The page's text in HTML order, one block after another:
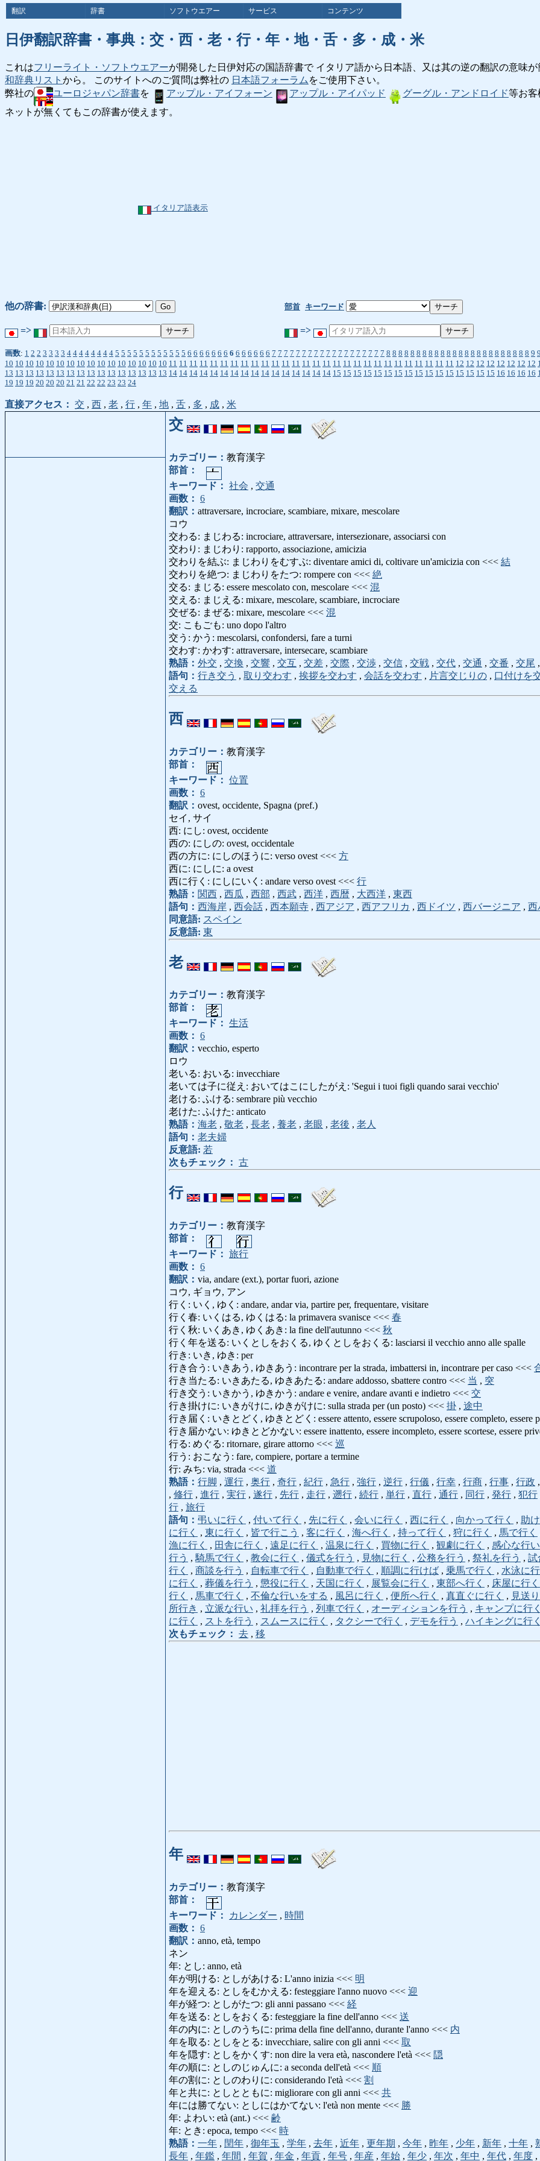
翻訳 辞書 ソフトウエアー サービス コンテンツ
日伊翻訳辞書・事典：交・西・老・行・年・地・舌・多・成・米
これはフリーライト・ソフトウエアーが開発した日伊対応の国語辞書で イタリア語から日本語、又は其の逆の翻訳の意味
和辞典リスト から。 このサイトへのご質問は弊社の 日本語フォーラム をご使用下さい。
弊社の
ユーロジャパン辞書を アップル・アイフォーン アップル・アイパッド グーグル・アンドロイド等お客
ネットが無くてもこの辞書が使えます。
イタリア語表示
他の辞書: 部首 キーワード
=> =>
画数: 1 2 2 3 3 3 3 4 4 4 4 4 4 4 4 5 5 5 5 5 5 5 5 5 5 5 5 6 6 6 6 6 6 6 6 6 6 6 6 6 6 7 7 7 7 7 7 7 7 7 7 7 7 7 7 7 7 7 7 7 8 8 8 8 8 8 8 8 8 8 8 8 8 8 8 8 8 8 8 8 8 8 8 8 9 9
10 10 10 10 10 10 10 10 10 10 10 10 10 10 10 10 11 11 11 11 11 11 11 11 11 11 11 11 11 11 11 11 11 11 11 11 11 11 11 11 11 11 11 11 12 12 12 12 12 12 12 12
13 13 13 13 13 13 13 13 13 13 13 13 13 13 13 13 14 14 14 14 14 14 14 14 14 14 14 14 14 14 14 14 15 15 15 15 15 15 15 15 15 15 15 15 15 15 15 15 16 16 16 16
19 19 19 20 20 20 21 21 22 22 23 23 24
直接アクセス： 交 , 西 , 老 , 行 , 年 , 地 , 舌 , 多 , 成 , 米
交
カテゴリー： 教育漢字
部首：
キーワード： 社会 , 交通
画数： 6
翻訳： attraversare, incrociare, scambiare, mixare, mescolare
コウ
交わる: まじわる: incrociare, attraversare, intersezionare, associarsi con
交わり: まじわり: rapporto, associazione, amicizia
交わりを結ぶ: まじわりをむすぶ: diventare amici di, coltivare un'amicizia con <<< 結
交わりを絶つ: まじわりをたつ: rompere con <<< 絶
交る: まじる: essere mescolato con, mescolare <<< 混
交える: まじえる: mixare, mescolare, scambiare, incrociare
交ぜる: まぜる: mixare, mescolare <<< 混
交: こもごも: uno dopo l'altro
交う: かう: mescolarsi, confondersi, fare a turni
交わす: かわす: attraversare, intersecare, scambiare
熟語： 外交 , 交換 , 交響 , 交互 , 交差 , 交際 , 交渉 , 交信 , 交戦 , 交代 , 交通 , 交番 , 交尾 ,
語句： 行き交う , 取り交わす , 挨拶を交わす , 会話を交わす , 片言交じりの , 口付けを
交える
西
カテゴリー： 教育漢字
部首：
キーワード： 位置
画数： 6
翻訳： ovest, occidente, Spagna (pref.)
セイ, サイ
西: にし: ovest, occidente
西の: にしの: ovest, occidentale
西の方に: にしのほうに: verso ovest <<< 方
西に: にしに: a ovest
西に行く: にしにいく: andare verso ovest <<< 行
熟語： 関西 , 西瓜 , 西部 , 西武 , 西洋 , 西暦 , 大西洋 , 東西
語句： 西海岸 , 西会話 , 西本願寺 , 西アジア , 西アフリカ , 西ドイツ , 西バージニア , 西
同意語: スペイン
反意語: 東
老
カテゴリー： 教育漢字
部首：
キーワード： 生活
画数： 6
翻訳： vecchio, esperto
ロウ
老いる: おいる: invecchiare
老いては子に従え: おいてはこにしたがえ: 'Segui i tuoi figli quando sarai vecchio'
老ける: ふける: sembrare più vecchio
老けた: ふけた: anticato
熟語： 海老 , 敬老 , 長老 , 養老 , 老眼 , 老後 , 老人
語句： 老夫婦
反意語: 若
次もチェック： 古
行
カテゴリー： 教育漢字
部首：
キーワード： 旅行
画数： 6
翻訳： via, andare (ext.), portar fuori, azione
コウ, ギョウ, アン
行く: いく, ゆく: andare, andar via, partire per, frequentare, visitare
行く春: いくはる, ゆくはる: la primavera svanisce <<< 春
行く秋: いくあき, ゆくあき: la fine dell'autunno <<< 秋
行く年を送る: いくとしをおくる, ゆくとしをおくる: lasciarsi il vecchio anno alle spalle
行き: いき, ゆき: per
行き合う: いきあう, ゆきあう: incontrare per la strada, imbattersi in, incontrare per caso <<<
行き当たる: いきあたる, ゆきあたる: andare addosso, sbattere contro <<< 当 , 突
行き交う: いきかう, ゆきかう: andare e venire, andare avanti e indietro <<< 交
行き掛けに: いきがけに, ゆきがけに: sulla strada per (un posto) <<< 掛 , 途中
行き届く: いきとどく, ゆきとどく: essere attento, essere scrupoloso, essere completo, essere
行き届かない: ゆきとどかない: essere inattento, essere incompleto, essere scortese, essere
行る: めぐる: ritornare, girare attorno <<< 巡
行う: おこなう: fare, compiere, portare a termine
行: みち: via, strada <<< 道
熟語： 行脚 , 運行 , 奥行 , 奇行 , 紀行 , 急行 , 強行 , 逆行 , 行儀 , 行幸 , 行商 , 行事 , 行政 ,
, 修行 , 進行 , 実行 , 遂行 , 先行 , 走行 , 遡行 , 続行 , 単行 , 直行 , 通行 , 同行 , 発行 , 犯行
行 , 旅行
語句： 弔いに行く , 付いて行く , 先に行く , 会いに行く , 西に行く , 向かって行く , 助
に行く
, 東に行く , 皆で行こう , 客に行く , 海へ行く , 持って行く , 狩に行く , 馬で行く
漁に行く
, 田舎に行く , 遠足に行く , 温泉に行く , 買物に行く , 観劇に行く , 感心な行い
行う , 騎馬で行く , 教会に行く , 儀式を行う , 見物に行く , 公務を行う , 祭礼を行う , 試
行く
, 商談を行う , 自転車で行く , 自動車で行く , 順調に行けば , 乗馬で行く , 水泳に行
に行く
, 葬儀を行う , 懲役に行く , 天国に行く , 展覧会に行く , 東部へ行く , 床屋に行く
行く
, 馬車で行く , 不倫な行いをする , 風呂に行く , 便所へ行く , 真直ぐに行く , 見送
所行き , 立派な行い , 礼拝を行う , 列車で行く , オーディションを行う , キャンプに行く
に行く
, ストを行う , スムースに行く , タクシーで行く , デモを行う , ハイキングに行く
次もチェック： 去 , 移
年
カテゴリー： 教育漢字
部首：
キーワード：
カレンダー , 時間
画数： 6
翻訳： anno, età, tempo
ネン
年: とし: anno, età
年が明ける: としがあける: L'anno inizia <<< 明
年を迎える: としをむかえる: festeggiare l'anno nuovo <<< 迎
年が経つ: としがたつ: gli anni passano <<< 経
年を送る: としをおくる: festeggiare la fine dell'anno <<< 送
年の内に: としのうちに: prima della fine dell'anno, durante l'anno <<< 内
年を取る: としをとる: invecchiare, salire con gli anni <<< 取
年を隠す: としをかくす: non dire la vera età, nascondere l'età <<< 隠
年の順に: としのじゅんに: a seconda dell'età <<< 順
年の割に: としのわりに: considerando l'età <<< 割
年と共に: としとともに: migliorare con gli anni <<< 共
年には勝てない: としにはかてない: l'età non mente <<< 勝
年: よわい: età (ant.) <<< 齢
年: とき: epoca, tempo <<< 時
熟語： 一年 , 閏年 , 御年玉 , 学年 , 去年 , 近年 , 更年期 , 今年 , 昨年 , 少年 , 新年 , 十年 ,
長年 , 年鑑 , 年間 , 年賀 , 年金 , 年貢 , 年号 , 年産 , 年始 , 年少 , 年次 , 年中 , 年代 , 年度 ,